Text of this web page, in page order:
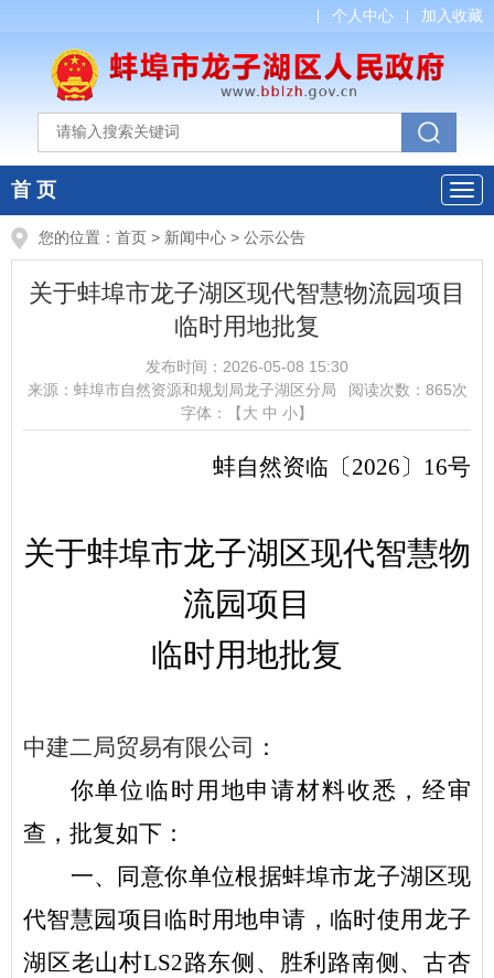
个人中心 加入收藏
首 页
您的位置： 首页 > 新闻中心 > 公示公告
关于蚌埠市龙子湖区现代智慧物流园项目
临时用地批复
发布时间： 2026-05-08 15:30
来源： 蚌埠市自然资源和规划局龙子湖区分局 阅读次数： 865次
字体：【大 中 小】
蚌自然资临〔2026〕 16号
关于蚌埠市龙子湖区现代智慧物
流园项目
临时用地批复
中建二局贸易有限公司 ：
你单位临时用地申请材料收悉，经审
查，批复如下：
一、同意你单位根据蚌埠市龙子湖区现
代智慧园项目临时用地申请，临时使用 龙子
湖区老山村LS2路东侧、胜利路南侧、古杏